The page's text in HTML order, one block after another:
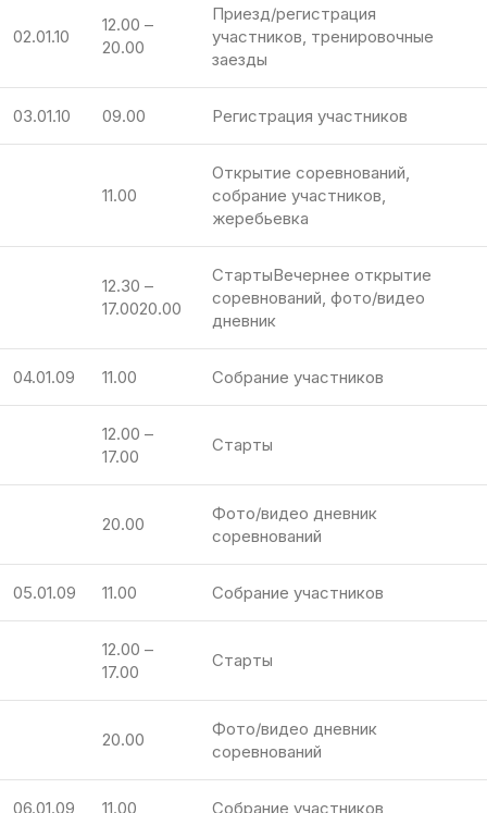
02.01.10
12.00 –
20.00
Приезд/регистрация
участников, тренировочные
заезды
03.01.10 09.00 Регистрация участников
11.00
Открытие соревнований,
собрание участников,
жеребьевка
12.30 –
17.0020.00
СтартыВечернее открытие
соревнований, фото/видео
дневник
04.01.09 11.00 Собрание участников
12.00 –
17.00
Старты
20.00
Фото/видео дневник
соревнований
05.01.09 11.00 Собрание участников
12.00 –
17.00
Старты
20.00
Фото/видео дневник
соревнований
06.01.09 11.00 Собрание участников